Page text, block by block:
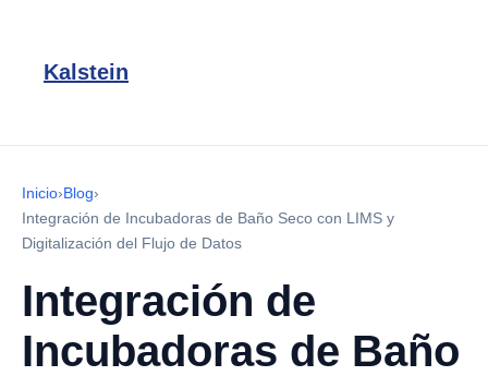
Kalstein
Inicio›Blog›
Integración de Incubadoras de Baño Seco con LIMS y
Digitalización del Flujo de Datos
Integración de
Incubadoras de Baño